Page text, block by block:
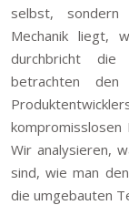
selbst, sondern
Mechanik liegt,
durchbricht die
betrachten
kompromisslosen
Wir analysieren,
sind, wie man
die umgebauten